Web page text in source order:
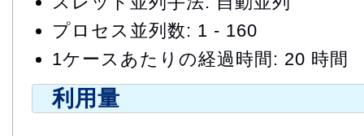
プロセス並列数: 1 - 160
1ケースあたりの経過時間: 20 時間
利用量